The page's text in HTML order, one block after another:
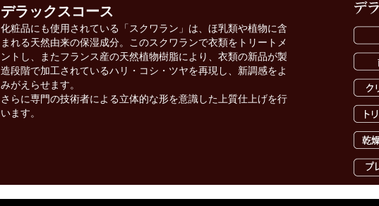
デラックスコース
化粧品にも使用されている「スクワラン」は、ほ乳類や植物に含
まれる天然由来の保湿成分。このスクワランで衣類をトリートメ
ントし、またフランス産の天然植物樹脂により、衣類の新品が製
造段階で加工されているハリ・コシ・ツヤを再現し、新調感をよ
みがえらせます。
さらに専門の技術者による立体的な形を意識した上質仕上げを行
います。